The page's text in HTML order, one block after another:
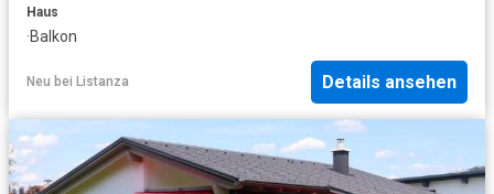
Haus
·Balkon
Neu bei Listanza Details ansehen